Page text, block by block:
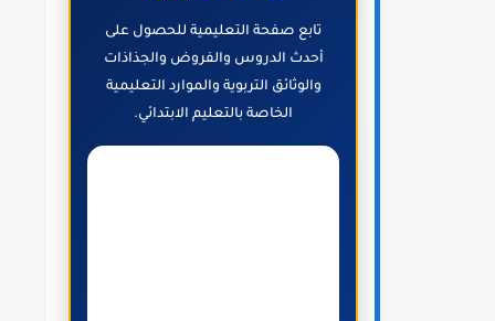
تابع صفحة التعليمية للحصول على
أحدث الدروس والفروض والجذاذات
والوثائق التربوية والموارد التعليمية
الخاصة بالتعليم الابتدائي.